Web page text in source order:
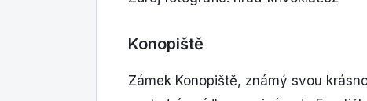
Konopiště
Zámek Konopiště, známý svou